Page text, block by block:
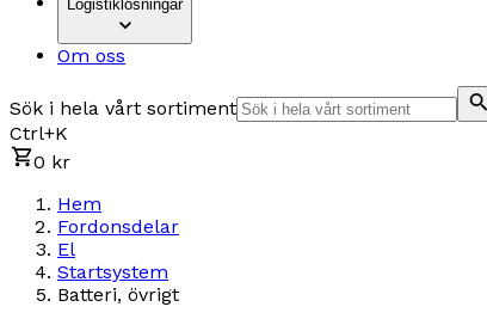
Logistiklösningar
Om oss
Sök i hela vårt sortiment
Ctrl+K
0 kr
Hem
Fordonsdelar
El
Startsystem
Batteri, övrigt